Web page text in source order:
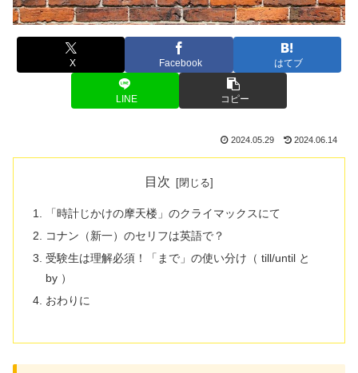
X Facebook はてブ
LINE コピー
2024.05.29 2024.06.14
目次
「時計じかけの摩天楼」のクライマックスにて
コナン（新一）のセリフは英語で？
受験生は理解必須！「まで」の使い分け（ till/until と
by ）
おわりに